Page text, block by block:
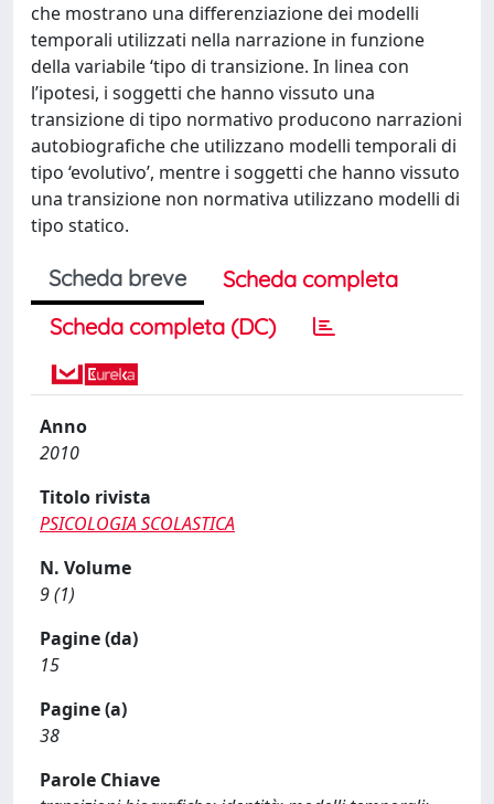
che mostrano una differenziazione dei modelli
temporali utilizzati nella narrazione in funzione
della variabile ‘tipo di transizione. In linea con
l’ipotesi, i soggetti che hanno vissuto una
transizione di tipo normativo producono narrazioni
autobiografiche che utilizzano modelli temporali di
tipo ‘evolutivo’, mentre i soggetti che hanno vissuto
una transizione non normativa utilizzano modelli di
tipo statico.
Scheda breve
Scheda completa
Scheda completa (DC)
Anno
2010
Titolo rivista
PSICOLOGIA SCOLASTICA
N. Volume
9 (1)
Pagine (da)
15
Pagine (a)
38
Parole Chiave